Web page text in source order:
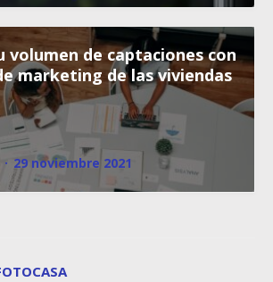
volumen de captaciones con
marketing de las viviendas
· 29 noviembre 2021